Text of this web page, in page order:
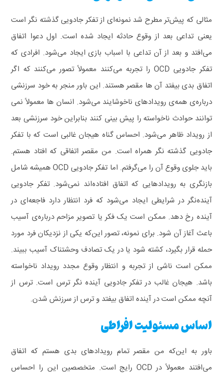
مثالی که پیش‌تر مطرح شد نمونه‌ای از تفکر جادویی گذشته‌ نگر است
یعنی تداعی بعد از وقوع حادثه ایجاد شده است. اول دعوا اتفاق
می‌افتد و بعد از آن تداعی با اسباب‌ بازی ایجاد می‌شود. افرادی که
تفکر جادویی OCD را تجربه می‌کنند معمولاً تصور می‌کنند که اگر
اتفاق بدی بیفتد آن‌ ها مقصر هستند. این باور منجر به خود سرزنشی
درباره‌ی همه‌ی رویدادهای ناخوشایند می‌شود. انسان‌ ها معمولاً نمی‌
توانند حوادث ناخواسته را پیش‌ بینی کنند بنابراین خود سرزنشی بعد
از رویداد ظاهر می‌شود. احساس گناه هیجان غالبی است که با تفکر
جادویی گذشته‌ نگر همراه است. من مقصر اتفاقی که افتاد هستم.
باید جلوی وقوع آن را می‌گرفتم.
اما تفکر جادویی OCD همیشه شامل
بازنگری به رویدادهایی که اتفاق افتاده‌اند نمی‌شود. تفکر جادویی
آینده‌نگر در شرایطی ایجاد می‌شود که فرد انتظار دارد فاجعه‌ای در
آینده رخ دهد. ممکن است یک فکر یا تصویر مزاحم درباره‌ی آسیب
باعث آغاز آن شود. برای نمونه، تصور این‌که یکی از نزدیکان فرد مورد
حمله قرار بگیرد، کشته شود یا در یک تصادف وحشتناک آسیب ببیند.
ممکن است ناشی از تجربه و انتظار وقوع مجدد رویداد ناخواسته
باشد. هیجان غالب در تفکر جادویی آینده‌ نگر ترس است. ترس از
آنچه ممکن است در آینده اتفاق بیفتد و ترس از سرزنش شدن.
اساس مسئولیت افراطی
باور به این‌که من مقصر تمام رویدادهای بدی هستم که اتفاق
می‌افتند معمولاً در OCD رایج است. متخصصین این را احساس